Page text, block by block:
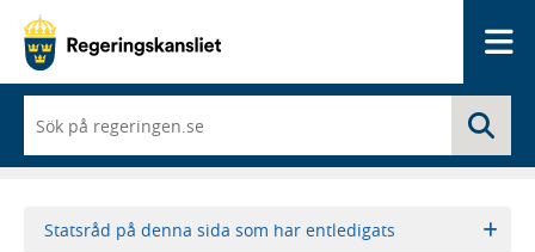
du
börjar
skriva
framträder
Statsråd på denna sida som har entledigats